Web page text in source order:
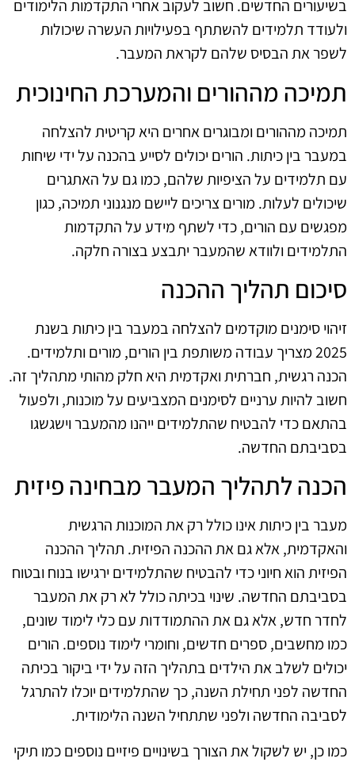
בשיעורים החדשים. חשוב לעקוב אחרי התקדמות הלימודים
ולעודד תלמידים להשתתף בפעילויות העשרה שיכולות
לשפר את הבסיס שלהם לקראת המעבר.
תמיכה מההורים והמערכת החינוכית
תמיכה מההורים ומבוגרים אחרים היא קריטית להצלחה
במעבר בין כיתות. הורים יכולים לסייע בהכנה על ידי שיחות
עם תלמידים על הציפיות שלהם, כמו גם על האתגרים
שיכולים לעלות. מורים צריכים ליישם מנגנוני תמיכה, כגון
מפגשים עם הורים, כדי לשתף מידע על התקדמות
התלמידים ולוודא שהמעבר יתבצע בצורה חלקה.
סיכום תהליך ההכנה
זיהוי סימנים מוקדמים להצלחה במעבר בין כיתות בשנת
2025 מצריך עבודה משותפת בין הורים, מורים ותלמידים.
הכנה רגשית, חברתית ואקדמית היא חלק מהותי מתהליך זה.
חשוב להיות ערניים לסימנים המצביעים על מוכנות, ולפעול
בהתאם כדי להבטיח שהתלמידים ייהנו מהמעבר וישגשגו
בסביבתם החדשה.
הכנה לתהליך המעבר מבחינה פיזית
מעבר בין כיתות אינו כולל רק את המוכנות הרגשית
והאקדמית, אלא גם את ההכנה הפיזית. תהליך ההכנה
הפיזית הוא חיוני כדי להבטיח שהתלמידים ירגישו בנוח ובטוח
בסביבתם החדשה. שינוי בכיתה כולל לא רק את המעבר
לחדר חדש, אלא גם את ההתמודדות עם כלי לימוד שונים,
כמו מחשבים, ספרים חדשים, וחומרי לימוד נוספים. הורים
יכולים לשלב את הילדים בתהליך הזה על ידי ביקור בכיתה
החדשה לפני תחילת השנה, כך שהתלמידים יוכלו להתרגל
לסביבה החדשה ולפני שתתחיל השנה הלימודית.
כמו כן, יש לשקול את הצורך בשינויים פיזיים נוספים כמו תיקי